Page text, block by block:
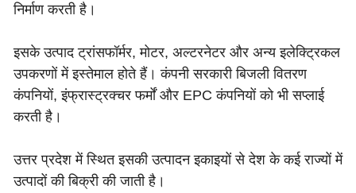
निर्माण करती है।
इसके उत्पाद ट्रांसफॉर्मर, मोटर, अल्टरनेटर और अन्य इलेक्ट्रिकल
उपकरणों में इस्तेमाल होते हैं। कंपनी सरकारी बिजली वितरण
कंपनियों, इंफ्रास्ट्रक्चर फर्मों और EPC कंपनियों को भी सप्लाई
करती है।
उत्तर प्रदेश में स्थित इसकी उत्पादन इकाइयों से देश के कई राज्यों में
उत्पादों की बिक्री की जाती है।